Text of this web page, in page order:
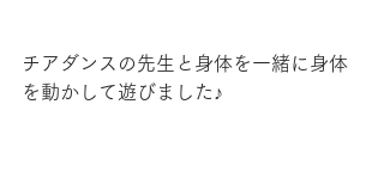
チアダンスの先生と身体を一緒に身体
を動かして遊びました♪